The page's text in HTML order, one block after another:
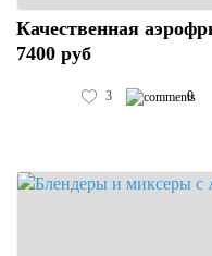
Качественная
7400 руб
3 0